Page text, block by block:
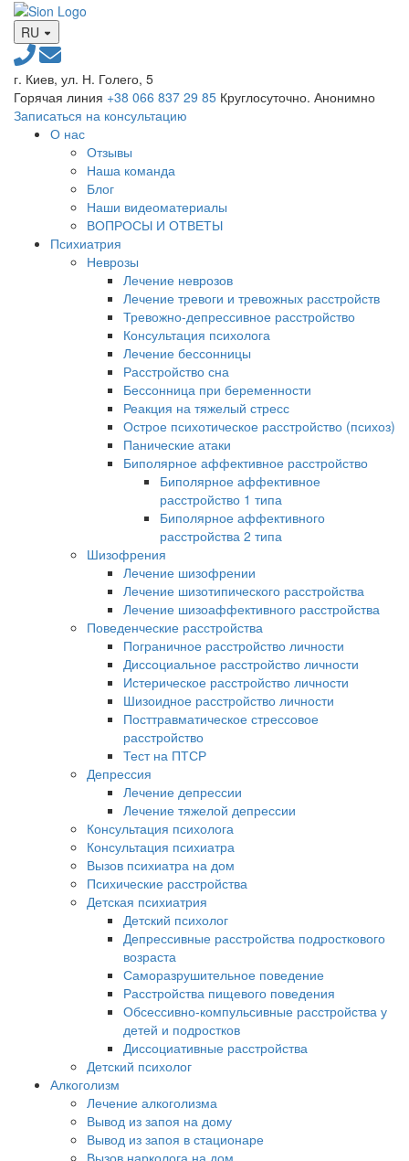
RU
г. Киев, ул. Н. Голего, 5
Горячая линия +38 066 837 29 85 Круглосуточно. Анонимно
Записаться на консультацию
О нас
Отзывы
Наша команда
Блог
Наши видеоматериалы
ВОПРОСЫ И ОТВЕТЫ
Психиатрия
Неврозы
Лечение неврозов
Лечение тревоги и тревожных расстройств
Тревожно-депрессивное расстройство
Консультация психолога
Лечение бессонницы
Расстройство сна
Бессонница при беременности
Реакция на тяжелый стресс
Острое психотическое расстройство (психоз)
Панические атаки
Биполярное аффективное расстройство
Биполярное аффективное
расстройство 1 типа
Биполярное аффективного
расстройства 2 типа
Шизофрения
Лечение шизофрении
Лечение шизотипического расстройства
Лечение шизоаффективного расстройства
Поведенческие расстройства
Пограничное расстройство личности
Диссоциальное расстройство личности
Истерическое расстройство личности
Шизоидное расстройство личности
Посттравматическое стрессовое
расстройство
Тест на ПТСР
Депрессия
Лечение депрессии
Лечение тяжелой депрессии
Консультация психолога
Консультация психиатра
Вызов психиатра на дом
Психические расстройства
Детская психиатрия
Детский психолог
Депрессивные расстройства подросткового
возраста
Саморазрушительное поведение
Расстройства пищевого поведения
Обсессивно-компульсивные расстройства у
детей и подростков
Диссоциативные расстройства
Детский психолог
Алкоголизм
Лечение алкоголизма
Вывод из запоя на дому
Вывод из запоя в стационаре